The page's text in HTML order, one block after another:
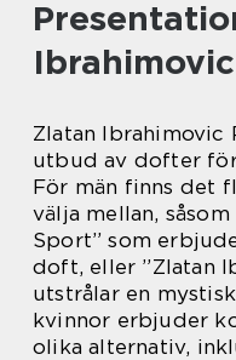
Zlatan
utbud av dofter
För män finns det
välja mellan,
Sport” som
doft, eller ”Zlatan
utstrålar en
kvinnor erbjuder
olika alternativ,